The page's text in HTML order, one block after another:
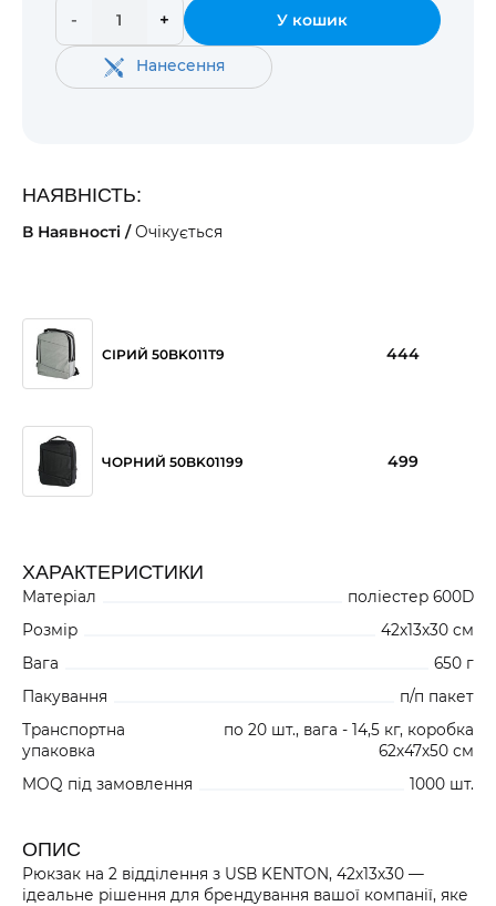
- + У кошик
Нанесення
НАЯВНІСТЬ:
В Наявності /Очікується
СІРИЙ 50BK011T9 444
ЧОРНИЙ 50BK01199 499
ХАРАКТЕРИСТИКИ
Матеріал
поліестер 600D
Розмір
42x13x30 cм
Вага
650 г
Пакування
п/п пакет
Транспортна
упаковка
по 20 шт., вага - 14,5 кг, коробка
62х47х50 см
MOQ під замовлення
1000 шт.
ОПИС
Рюкзак на 2 відділення з USB KENTON, 42х13х30 —
ідеальне рішення для брендування вашої компанії, яке